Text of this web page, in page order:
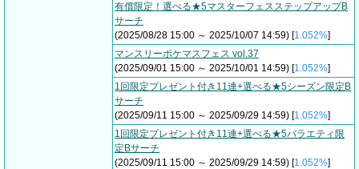
有償限定！選べる★5マスターフェスステップアップB
サーチ
(2025/08/28 15:00 ～ 2025/10/07 14:59) [1.052%]
マンスリーポケマスフェス vol.37
(2025/09/01 15:00 ～ 2025/10/01 14:59) [1.052%]
1回限定プレゼント付き11連+選べる★5シーズン限定B
サーチ
(2025/09/11 15:00 ～ 2025/09/29 14:59) [1.052%]
1回限定プレゼント付き11連+選べる★5バラエティ限
定Bサーチ
(2025/09/11 15:00 ～ 2025/09/29 14:59) [1.052%]